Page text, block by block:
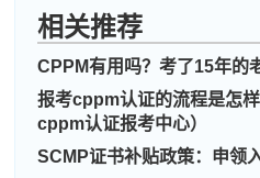
相关推荐
CPPM有用吗？考了15年的
报考cppm认证的流程是怎
cppm认证报考中心）
SCMP证书补贴政策：申领
周** 181****1021
刘** 181****1423
程** 139****4313